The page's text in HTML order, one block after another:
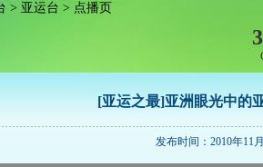
> 亚运台 > 点播页
[亚运之最]亚洲眼光中的
发布时间：2010年11